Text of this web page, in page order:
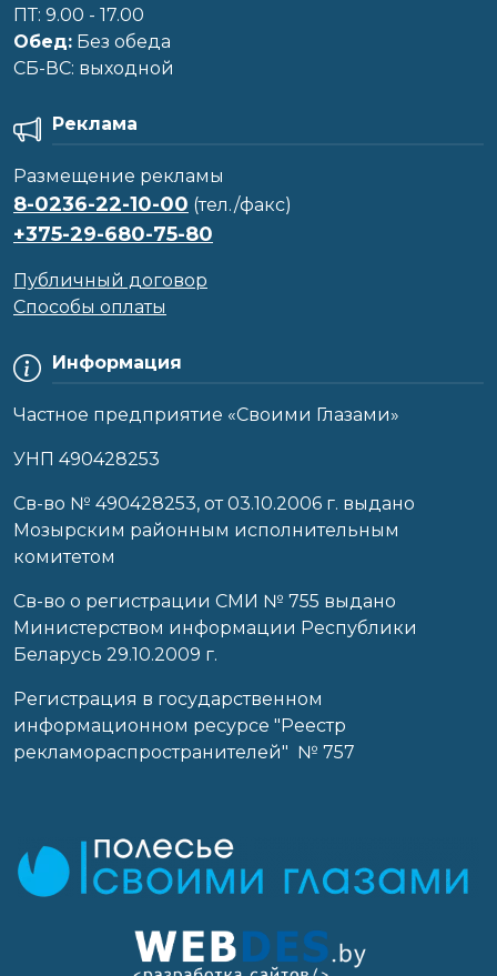
ПТ: 9.00 - 17.00
Обед: Без обеда
CБ-ВС: выходной
Информация
Частное предприятие «Своими Глазами»
УНП 490428253
Cв-во № 490428253, от 03.10.2006 г. выдано
Мозырским районным исполнительным
комитетом
Св-во о регистрации СМИ № 755 выдано
Министерством информации Республики
Беларусь 29.10.2009 г.
Регистрация в государственном
информационном ресурсе "Реестр
рекламораспространителей" № 757
Реклама
Размещение рекламы
8-0236-22-10-00 (тел./факс)
+375-29-680-75-80
Публичный договор
Способы оплаты